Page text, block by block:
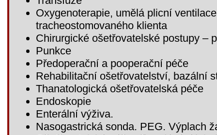
Oxygenoterapie, umělá plicní
tracheostomovaného klienta
Chirurgické ošetřovatelské postupy –
Punkce
Předoperační a pooperační péče
Rehabilitační ošetřovatelství, bazální
Thanatologická ošetřovatelská péče
Endoskopie
Enterální výživa.
Nasogastrická sonda. PEG. Výplach